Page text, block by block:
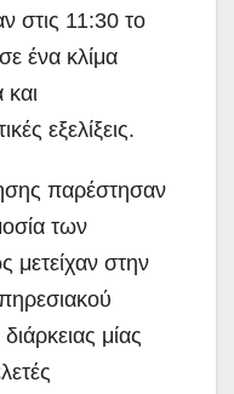
στις 11:30 το
ένα κλίμα
εξελίξεις.
παρέστησαν
των
μετείχαν στην
μίας